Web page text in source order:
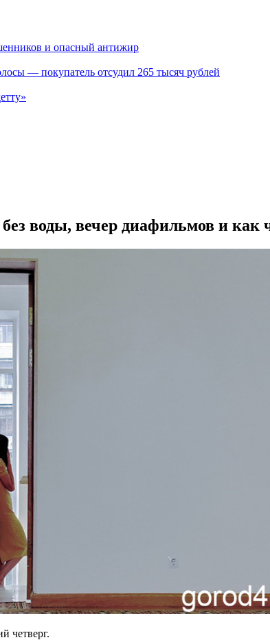
и опасный антижир
— покупатель отсудил 265 тысяч рублей
воды, вечер диафильмов и как
четверг.